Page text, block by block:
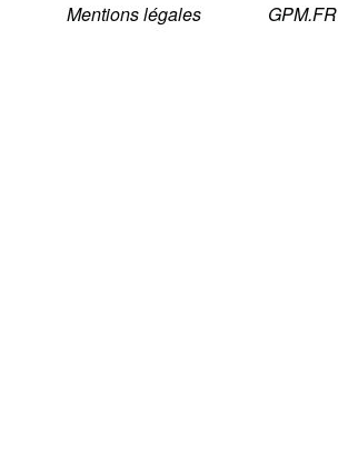
Mentions légales
GPM.FR